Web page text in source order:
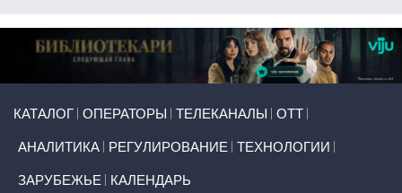
КАТАЛОГ ОПЕРАТОРЫ ТЕЛЕКАНАЛЫ ОТТ
АНАЛИТИКА РЕГУЛИРОВАНИЕ ТЕХНОЛОГИИ
ЗАРУБЕЖЬЕ КАЛЕНДАРЬ